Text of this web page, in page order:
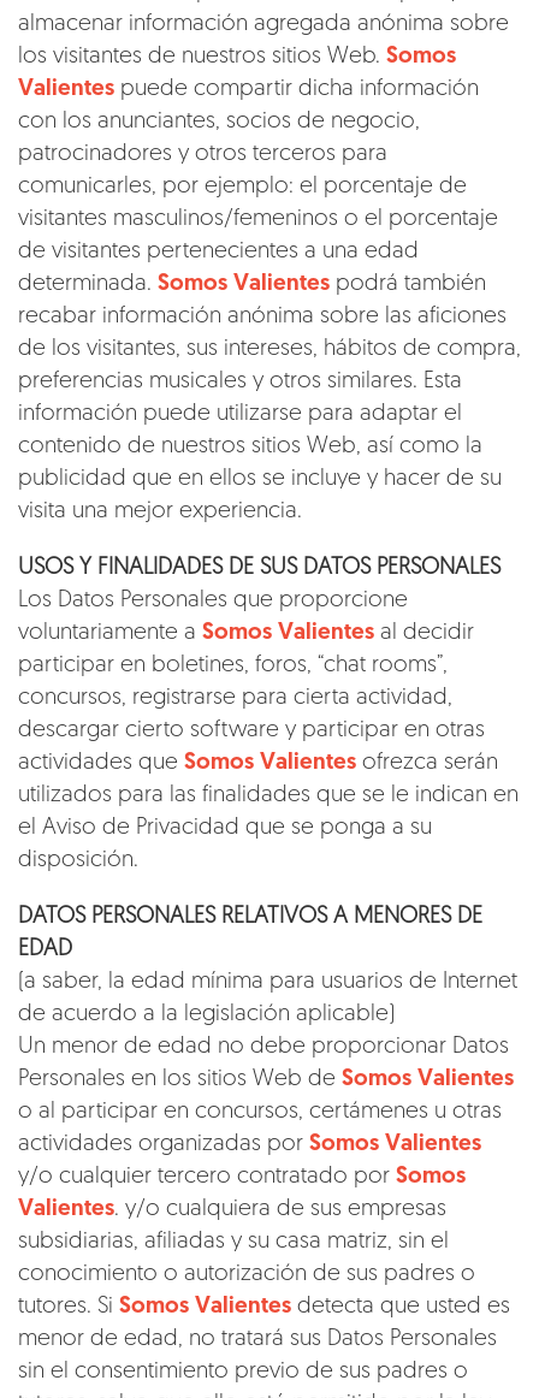
almacenar información agregada anónima sobre
los visitantes de nuestros sitios Web. Somos
Valientes puede compartir dicha información
con los anunciantes, socios de negocio,
patrocinadores y otros terceros para
comunicarles, por ejemplo: el porcentaje de
visitantes masculinos/femeninos o el porcentaje
de visitantes pertenecientes a una edad
determinada. Somos Valientes podrá también
recabar información anónima sobre las aficiones
de los visitantes, sus intereses, hábitos de compra,
preferencias musicales y otros similares. Esta
información puede utilizarse para adaptar el
contenido de nuestros sitios Web, así como la
publicidad que en ellos se incluye y hacer de su
visita una mejor experiencia.
USOS Y FINALIDADES DE SUS DATOS PERSONALES
Los Datos Personales que proporcione
voluntariamente a Somos Valientes al decidir
participar en boletines, foros, “chat rooms”,
concursos, registrarse para cierta actividad,
descargar cierto software y participar en otras
actividades que Somos Valientes ofrezca serán
utilizados para las finalidades que se le indican en
el Aviso de Privacidad que se ponga a su
disposición.
DATOS PERSONALES RELATIVOS A MENORES DE
EDAD
(a saber, la edad mínima para usuarios de Internet
de acuerdo a la legislación aplicable)
Un menor de edad no debe proporcionar Datos
Personales en los sitios Web de Somos Valientes
o al participar en concursos, certámenes u otras
actividades organizadas por Somos Valientes
y/o cualquier tercero contratado por Somos
Valientes. y/o cualquiera de sus empresas
subsidiarias, afiliadas y su casa matriz, sin el
conocimiento o autorización de sus padres o
tutores. Si Somos Valientes detecta que usted es
menor de edad, no tratará sus Datos Personales
sin el consentimiento previo de sus padres o